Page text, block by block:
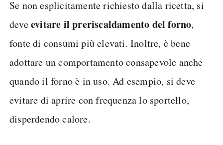
Se non esplicitamente richiesto dalla ricetta, si
deveevitare il preriscaldamento del forno,
fonte di consumi più elevati. Inoltre, è bene
adottare un comportamento consapevole anche
quando il forno è in uso. Ad esempio, si deve
evitare di aprire con frequenza lo sportello,
disperdendo calore.